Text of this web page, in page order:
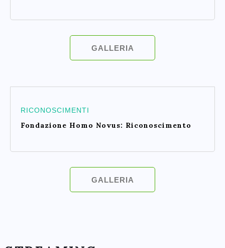
GALLERIA
RICONOSCIMENTI
Fondazione Homo Novus: Riconoscimento
GALLERIA